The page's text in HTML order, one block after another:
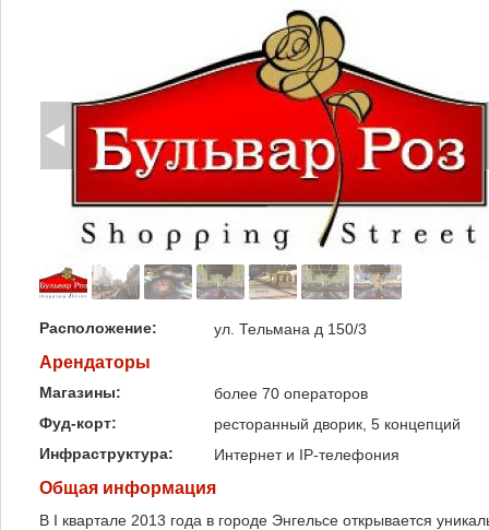
Расположение: ул. Тельмана д 150/3
Арендаторы
Магазины:
более 70 операторов
Фуд-корт:
ресторанный дворик, 5 концепций
Инфраструктура:
Интернет и IP-телефония
Общая информация
В I квартале 2013 года в городе Энгельсе открывается